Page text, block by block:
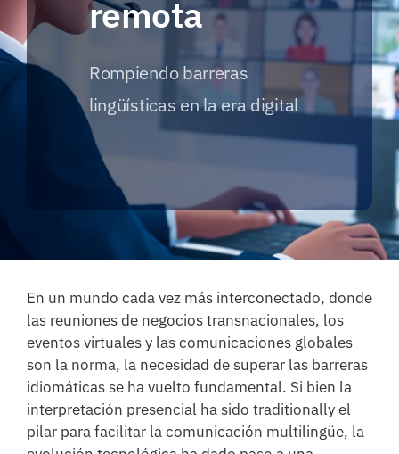
remota
Rompiendo barreras
lingüísticas en la era digital
En un mundo cada vez más interconectado, donde
las reuniones de negocios transnacionales, los
eventos virtuales y las comunicaciones globales
son la norma, la necesidad de superar las barreras
idiomáticas se ha vuelto fundamental. Si bien la
interpretación presencial ha sido traditionally el
pilar para facilitar la comunicación multilingüe, la